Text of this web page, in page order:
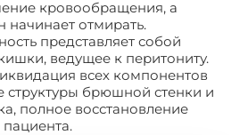
кровообращения, а
отмирать.
представляет собой
ведущее к перитониту.
всех компонентов
структуры брюшной стенки и
полное восстановление